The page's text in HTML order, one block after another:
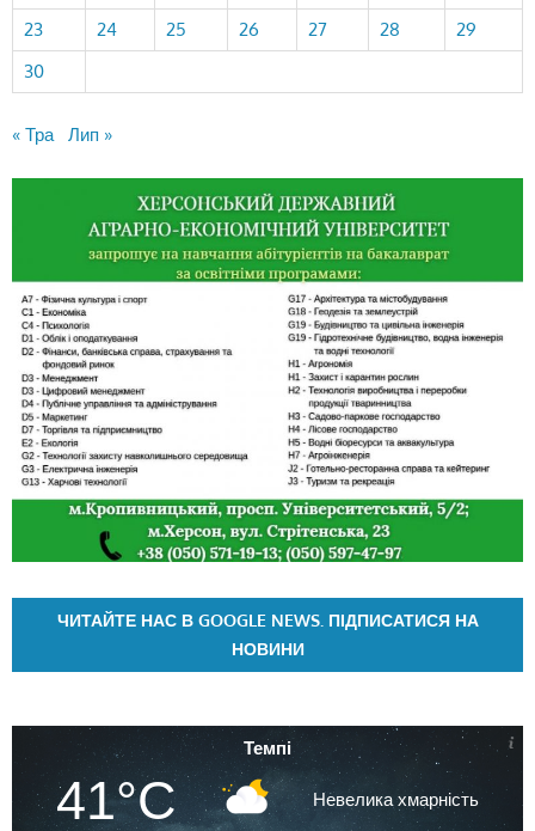
23
24 25 26 27 28
29
30
« Тра Лип »
ЧИТАЙТЕ НАС В GOOGLE NEWS. ПІДПИСАТИСЯ НА
НОВИНИ
Темпі
41°C Невелика хмарність